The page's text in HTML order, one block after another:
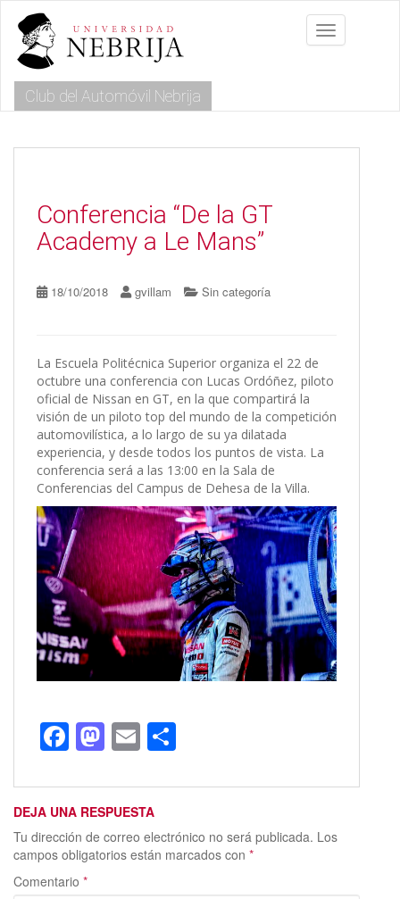
m
Toggle
Club del Automóvil Nebrija
Conferencia “De la GT
Academy a Le Mans”
18/10/2018 gvillam Sin categoría
La Escuela Politécnica Superior organiza el 22 de
octubre una conferencia con Lucas Ordóñez, piloto
oficial de Nissan en GT, en la que compartirá la
visión de un piloto top del mundo de la competición
automovilística, a lo largo de su ya dilatada
experiencia, y desde todos los puntos de vista. La
conferencia será a las 13:00 en la Sala de
Conferencias del Campus de Dehesa de la Villa.
F
e
b
o
o
M
to
d
o
E
ai
l
m
p
ar
DEJA UNA RESPUESTA
Tu dirección de correo electrónico no será publicada. Los
campos obligatorios están marcados con *
Comentario *